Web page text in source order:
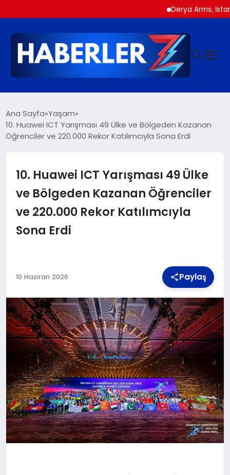
Derya Arms, İstanbul
SIYASET
DÜNYA
EKONOMI
SPOR
YAŞAM
Ana Sayfa Yaşam
10. Huawei ICT Yarışması 49 Ülke ve Bölgeden Kazanan
Öğrenciler ve 220.000 Rekor Katılımcıyla Sona Erdi
10. Huawei ICT Yarışması 49 Ülke
ve Bölgeden Kazanan Öğrenciler
ve 220.000 Rekor Katılımcıyla
Sona Erdi
10 Haziran 2026 Paylaş